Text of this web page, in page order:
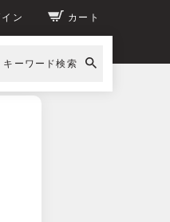
ン カート
キーワード検索